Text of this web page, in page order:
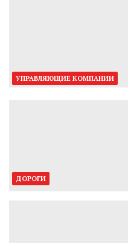
УПРАВЛЯЮЩИЕ КОМПАНИИ
ДОРОГИ